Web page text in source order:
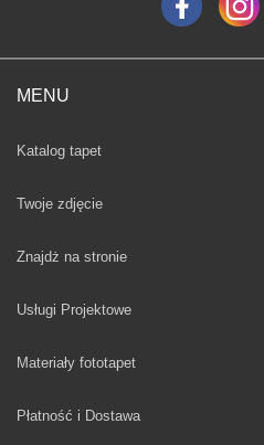
MENU
Katalog tapet
Twoje zdjęcie
Znajdż na stronie
Usługi Projektowe
Materiały fototapet
Płatność i Dostawa